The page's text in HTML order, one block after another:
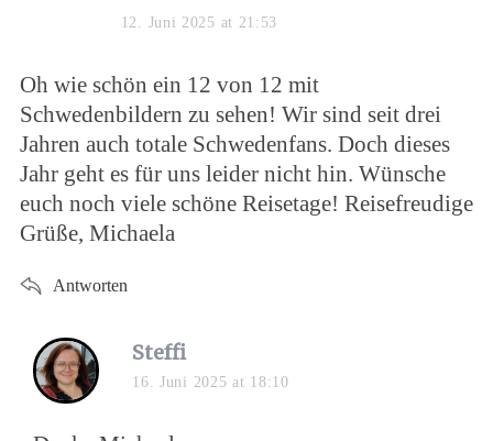
12. Juni 2025 at 21:53
Oh wie schön ein 12 von 12 mit
Schwedenbildern zu sehen! Wir sind seit drei
Jahren auch totale Schwedenfans. Doch dieses
Jahr geht es für uns leider nicht hin. Wünsche
euch noch viele schöne Reisetage! Reisefreudige
Grüße, Michaela
Antworten
Steffi
16. Juni 2025 at 18:10